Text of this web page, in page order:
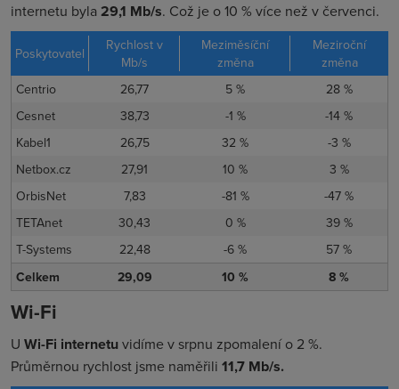
internetu byla29,1 Mb/s. Což je o 10 % více než v červenci.
Poskytovatel
Rychlost v
Mb/s
Meziměsíční
změna
Meziroční
změna
Centrio
26,77 5 %
28 %
Cesnet
38,73 -1 %
-14 %
Kabel1
26,75 32 %
-3 %
Netbox.cz
27,91 10 %
3 %
OrbisNet
7,83 -81 %
-47 %
TETAnet
30,43 0 %
39 %
T-Systems
22,48 -6 %
57 %
Celkem
29,09 10 % 8 %
Wi-Fi
U Wi-Fi internetuvidíme v srpnu zpomalení o 2 %.
Průměrnou rychlost jsme naměřili 11,7 Mb/s.